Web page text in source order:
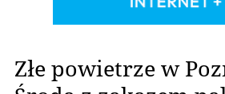
Złe powietrze w